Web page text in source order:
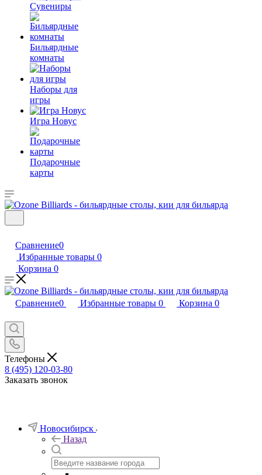
Сувениры
Бильярдные
комнаты
Наборы для
игры
Игра Новус
Подарочные
карты
Сравнение0
Избранные товары 0
Корзина 0
Сравнение0 Избранные товары 0 Корзина 0
Телефоны
8 (495) 120-03-80
Заказать звонок
Новосибирск
Назад